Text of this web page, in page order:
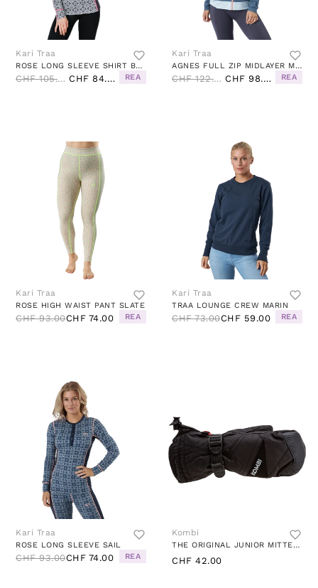
Kari Traa
ROSE LONG SLEEVE SHIRT BLACK
CHF 105.00 CHF 84.00 REA
Kari Traa
AGNES FULL ZIP MIDLAYER MARIN
CHF 122.00 CHF 98.00 REA
Kari Traa
ROSE HIGH WAIST PANT SLATE
CHF 93.00CHF 74.00 REA
Kari Traa
TRAA LOUNGE CREW MARIN
CHF 73.00CHF 59.00 REA
Kari Traa
ROSE LONG SLEEVE SAIL
CHF 93.00CHF 74.00 REA
Kombi
THE ORIGINAL JUNIOR MITTEN BLACK
CHF 42.00